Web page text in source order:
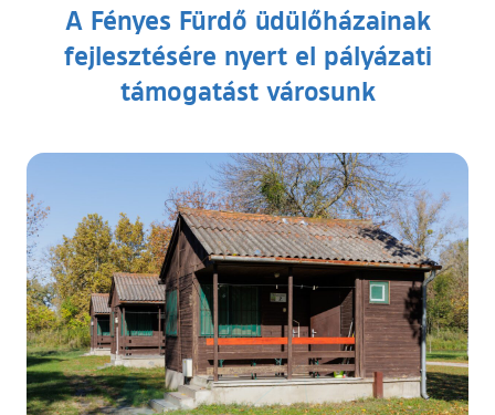
A Fényes Fürdő üdülőházainak
fejlesztésére nyert el pályázati
támogatást városunk